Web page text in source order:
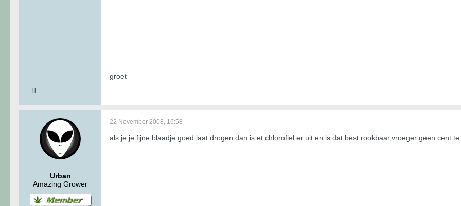
groet
Urban
Amazing Grower
22 November 2008, 16:58
als je je fijne blaadje goed laat drogen dan is et chlorofiel er uit en is dat best rookbaar,vroeger geen cent